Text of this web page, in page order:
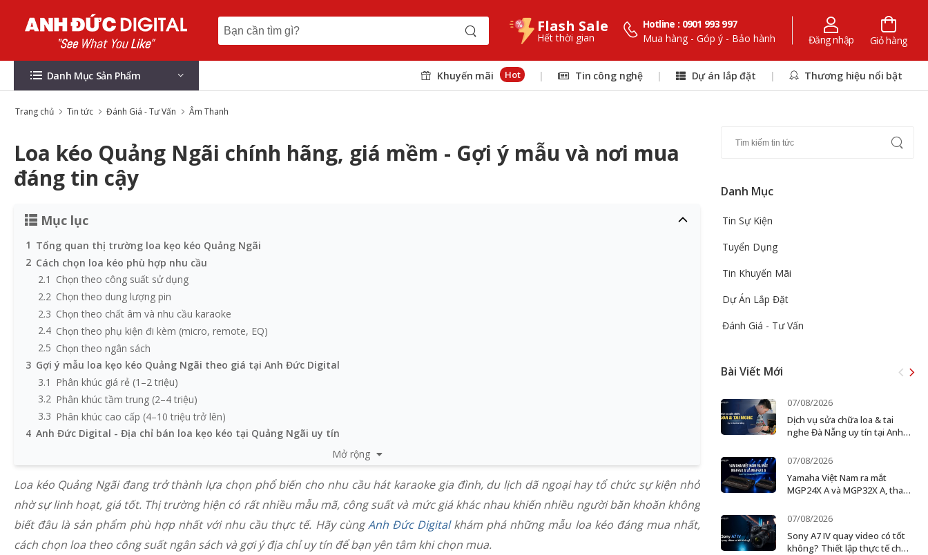
Flash Sale
Hết thời gian
Hotline : 0901 993 997
Mua hàng - Góp ý - Bảo hành
Đăng nhập Giỏ hàng
Danh Mục Sản Phẩm Khuyến mãi Hot | Tin công nghệ | Dự án lắp đặt | Thương hiệu nổi bật
Trang chủ Tin tức Đánh Giá - Tư Vấn Âm Thanh
Loa kéo Quảng Ngãi chính hãng, giá mềm - Gợi ý mẫu và nơi mua
đáng tin cậy
Mục lục
1 Tổng quan thị trường loa kẹo kéo Quảng Ngãi
2 Cách chọn loa kéo phù hợp nhu cầu
2.1 Chọn theo công suất sử dụng
2.2 Chọn theo dung lượng pin
2.3 Chọn theo chất âm và nhu cầu karaoke
2.4 Chọn theo phụ kiện đi kèm (micro, remote, EQ)
2.5 Chọn theo ngân sách
3 Gợi ý mẫu loa kẹo kéo Quảng Ngãi theo giá tại Anh Đức Digital
3.1 Phân khúc giá rẻ (1–2 triệu)
3.2 Phân khúc tầm trung (2–4 triệu)
3.3 Phân khúc cao cấp (4–10 triệu trở lên)
4 Anh Đức Digital - Địa chỉ bán loa kẹo kéo tại Quảng Ngãi uy tín
Mở rộng
Loa kéo Quảng Ngãi đang trở thành lựa chọn phổ biến cho nhu cầu hát karaoke gia đình, du lịch dã ngoại hay tổ chức sự kiện nhỏ
nhờ sự linh hoạt, giá tốt. Thị trường hiện có rất nhiều mẫu mã, công suất và mức giá khác nhau khiến nhiều người băn khoăn không
biết đâu là sản phẩm phù hợp nhất với nhu cầu thực tế. Hãy cùngAnh Đức Digitalkhám phá những mẫu loa kéo đáng mua nhất,
cách chọn loa theo công suất ngân sách và gợi ý địa chỉ uy tín để bạn yên tâm khi chọn mua.
Danh Mục
Tin Sự Kiện
Tuyển Dụng
Tin Khuyến Mãi
Dự Án Lắp Đặt
Đánh Giá - Tư Vấn
Bài Viết Mới
07/08/2026
Dịch vụ sửa chữa loa & tai
nghe Đà Nẵng uy tín tại Anh
07/08/2026
Yamaha Việt Nam ra mắt
MGP24X A và MGP32X A, thay
07/08/2026
Sony A7 IV quay video có tốt
không? Thiết lập thực tế cho